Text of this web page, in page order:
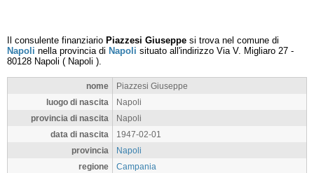
Il consulente finanziario Piazzesi Giuseppe si trova nel comune di
Napoli nella provincia di Napoli situato all'indirizzo Via V. Migliaro 27 -
80128 Napoli ( Napoli ).
nome
Piazzesi Giuseppe
luogo di nascita
Napoli
provincia di nascita
Napoli
data di nascita
1947-02-01
provincia
Napoli
regione
Campania